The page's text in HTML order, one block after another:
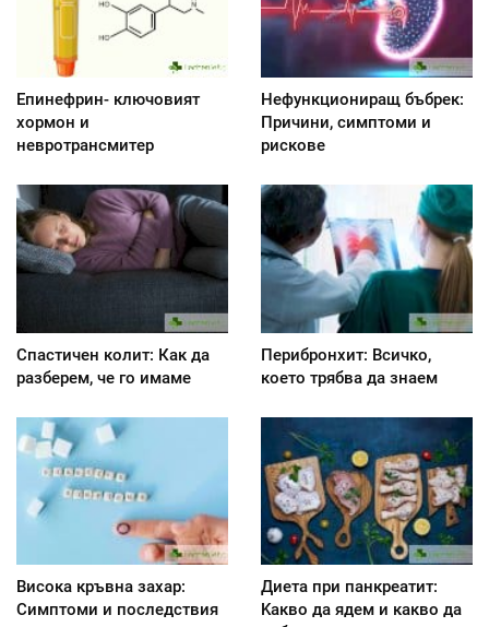
Епинефрин- ключовият
хормон и
невротрансмитер
Нефункциониращ бъбрек:
Причини, симптоми и
рискове
Спастичен колит: Как да
разберем, че го имаме
Перибронхит: Всичко,
което трябва да знаем
Висока кръвна захар:
Симптоми и последствия
Диета при панкреатит:
Kакво да ядем и какво да